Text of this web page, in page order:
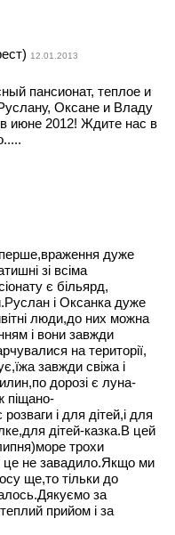
12.01.2013
пансионат, теплое и
Оксане и Владу
июне 2012! Ждите нас в
дуже
зі всіма
є більярд,
і Оксанка дуже
люди,до них можна
і вони завжди
на території,
завжди свіжа і
дорозі є луна-
піщано-
і для дітей,і для
дітей-казка.В цей
трохи
це не завадило.Якщо ми
ще,то тільки до
за
прийом і за